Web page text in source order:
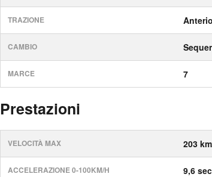
TRAZIONE
CAMBIO
MARCE 7
Prestazioni
VELOCITÀ MAX 203
ACCELERAZIONE 0-100KM/H 9,6